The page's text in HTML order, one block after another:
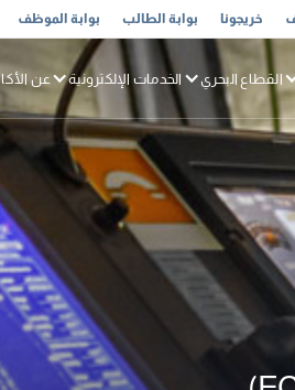
خريجونا بوابة الطالب بوابة الموظف
القطاع البحري الخدمات الإلكترونية عن